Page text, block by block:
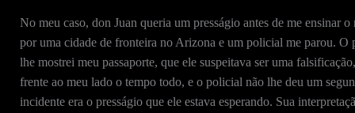
No meu caso, don Juan queria um presságio antes de me ensinar
por uma cidade de fronteira no Arizona e um policial me parou. O
lhe mostrei meu passaporte, que ele suspeitava ser uma
frente ao meu lado o tempo todo, e o policial não lhe deu um
incidente era o presságio que ele estava esperando. Sua